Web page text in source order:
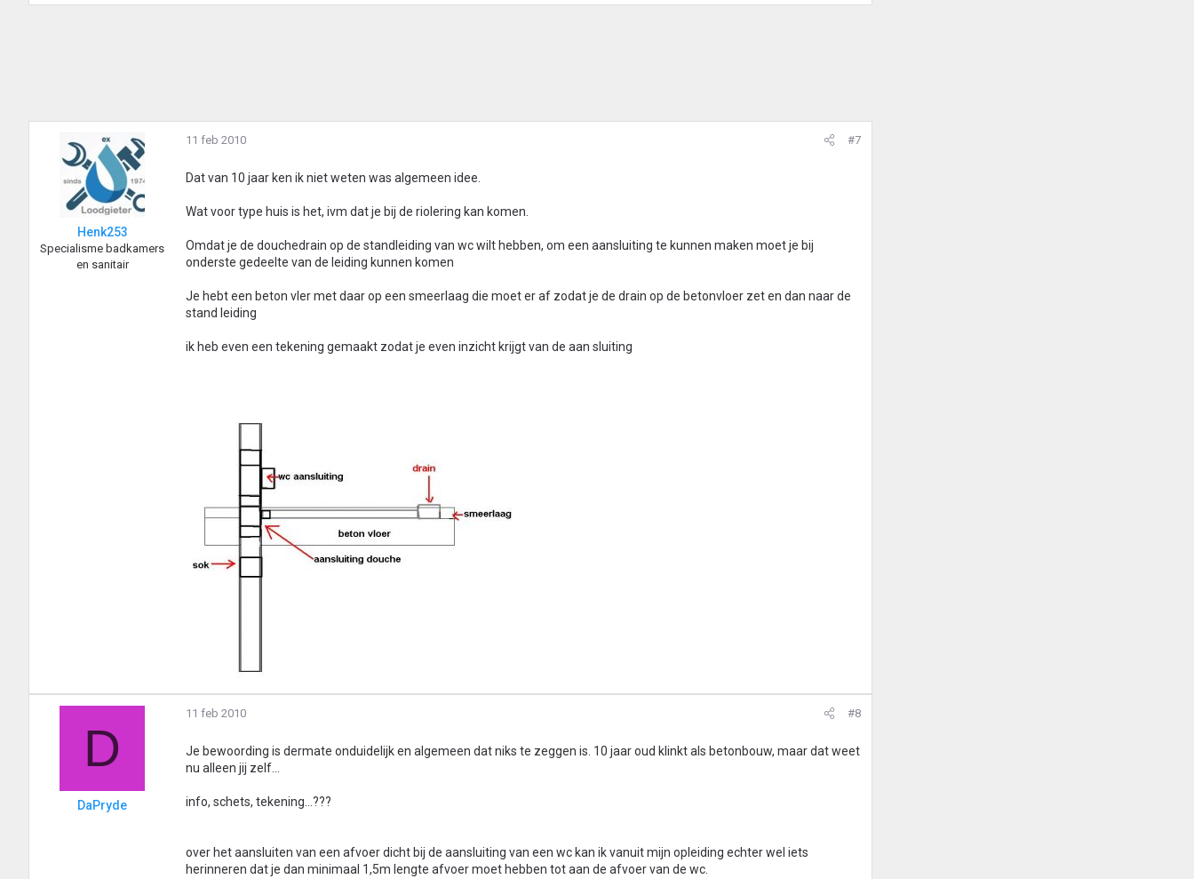
Henk253
Specialisme badkamers
en sanitair
11 feb 2010 #7
Dat van 10 jaar ken ik niet weten was algemeen idee.
Wat voor type huis is het, ivm dat je bij de riolering kan komen.
Omdat je de douchedrain op de standleiding van wc wilt hebben, om een aansluiting te kunnen maken moet je bij
onderste gedeelte van de leiding kunnen komen
Je hebt een beton vler met daar op een smeerlaag die moet er af zodat je de drain op de betonvloer zet en dan naar de
stand leiding
ik heb even een tekening gemaakt zodat je even inzicht krijgt van de aan sluiting
D
DaPryde
11 feb 2010 #8
Je bewoording is dermate onduidelijk en algemeen dat niks te zeggen is. 10 jaar oud klinkt als betonbouw, maar dat weet
nu alleen jij zelf...
info, schets, tekening...???
over het aansluiten van een afvoer dicht bij de aansluiting van een wc kan ik vanuit mijn opleiding echter wel iets
herinneren dat je dan minimaal 1,5m lengte afvoer moet hebben tot aan de afvoer van de wc.